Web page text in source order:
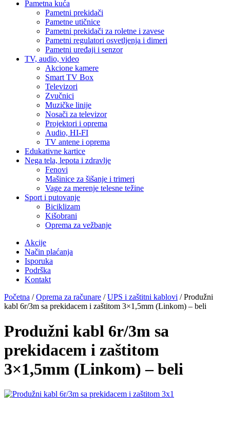
Pametna kuća
Pametni prekidači
Pametne utičnice
Pametni prekidači za roletne i zavese
Pametni regulatori osvetljenja i dimeri
Pametni uređaji i senzor
TV, audio, video
Akcione kamere
Smart TV Box
Televizori
Zvučnici
Muzičke linije
Nosači za televizor
Projektori i oprema
Audio, HI-FI
TV antene i oprema
Edukativne kartice
Nega tela, lepota i zdravlje
Fenovi
Mašinice za šišanje i trimeri
Vage za merenje telesne težine
Sport i putovanje
Biciklizam
Kišobrani
Oprema za vežbanje
Akcije
Način plaćanja
Isporuka
Podrška
Kontakt
Početna /Oprema za računare /UPS i zaštitni kablovi / Produžni
kabl 6r/3m sa prekidacem i zaštitom 3×1,5mm (Linkom) – beli
Produžni kabl 6r/3m sa
prekidacem i zaštitom
3×1,5mm (Linkom) – beli